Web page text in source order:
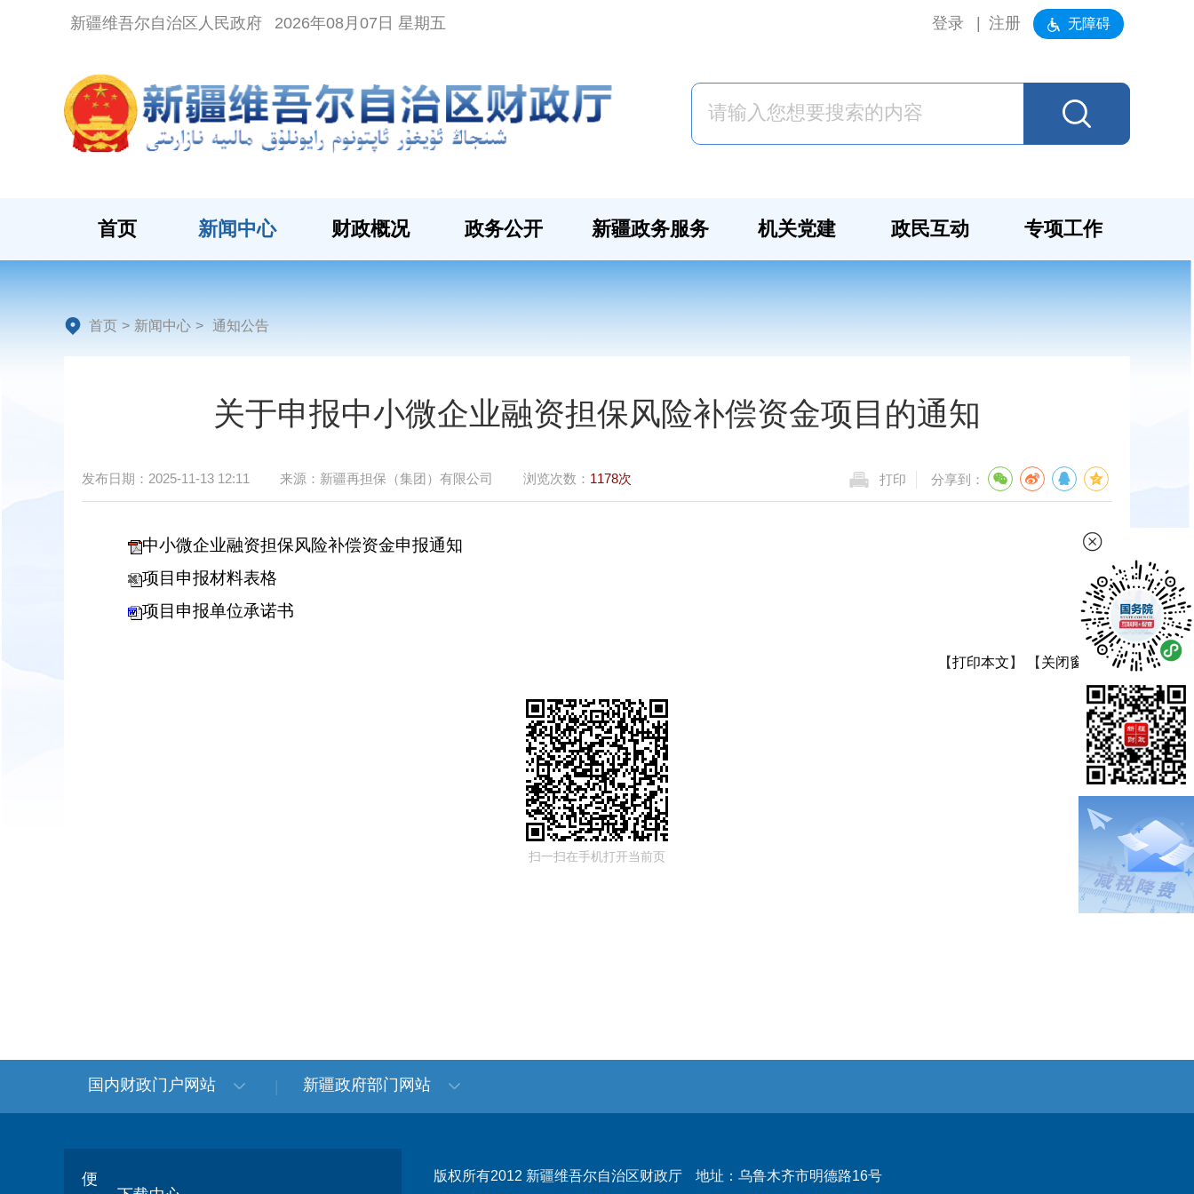
新疆维吾尔自治区人民政府 2026年08月07日 星期五 登录 注册 无障碍
首页 新闻中心 财政概况 政务公开 新疆政务服务 机关党建 政民互动 专项工作
首页 > 新闻中心 > 通知公告
关于申报中小微企业融资担保风险补偿资金项目的通知
发布日期： 2025-11-13 12:11 来源： 新疆再担保（集团）有限公司 浏览次数： 1178次 打印 分享到：
中小微企业融资担保风险补偿资金申报通知
项目申报材料表格
项目申报单位承诺书
【打印本文 】 【 关闭窗口 】
扫一扫在手机打开当前页
国内财政门户网站 新疆政府部门网站
便
版权所有2012 新疆维吾尔自治区财政厅 地址：乌鲁木齐市明德路16号